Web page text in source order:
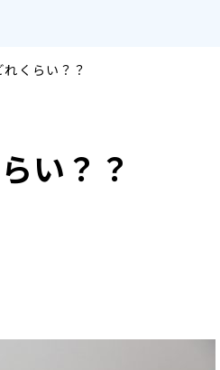
くらい？？
い？？